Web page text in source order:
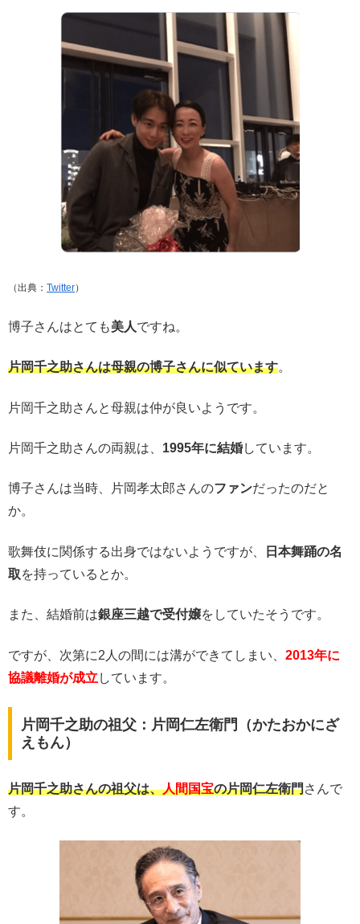
（出典： Twitter）
博子さんはとても美人ですね。
片岡千之助さんは母親の博子さんに似ています。
片岡千之助さんと母親は仲が良いようです。
片岡千之助さんの両親は、 1995年に結婚しています。
博子さんは当時、片岡孝太郎さんのファンだったのだと
か。
歌舞伎に関係する出身ではないようですが、
日本舞踊の名
取を持っているとか。
また、結婚前は銀座三越で受付嬢をしていたそうです。
ですが、次第に2人の間には溝ができてしまい、 2013年に
協議離婚が成立 しています。
片岡千之助の祖父：片岡仁左衛門（かたおかにざ
えもん）
片岡千之助さんの祖父は、人間国宝の片岡仁左衛門さんで
す。